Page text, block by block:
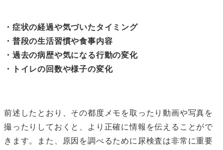
・症状の経過や気づいたタイミング
・普段の生活習慣や食事内容
・過去の病歴や気になる行動の変化
・トイレの回数や様子の変化
前述したとおり、その都度メモを取ったり動画や写真を
撮ったりしておくと、より正確に情報を伝えることがで
きます。また、原因を調べるために尿検査は非常に重要